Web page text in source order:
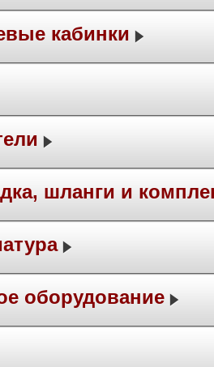
кабинки
шланги и
оборудование